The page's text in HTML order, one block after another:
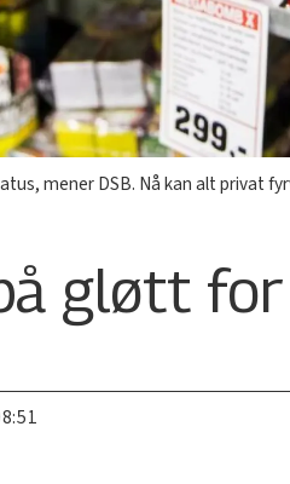
mener DSB. Nå kan alt privat
gløtt